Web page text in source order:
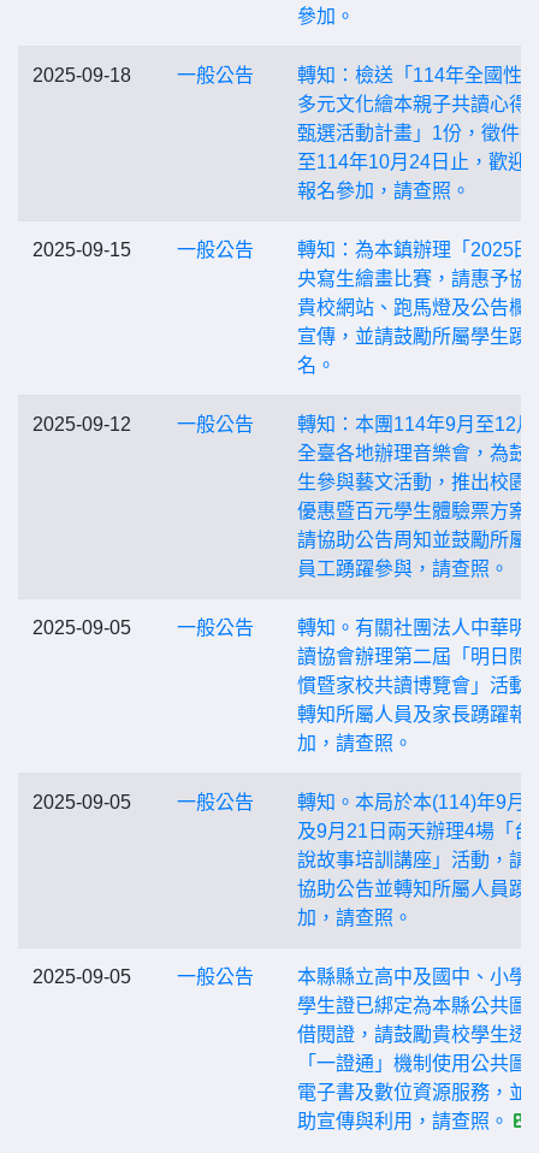
參加。
2025-09-18 一般公告
轉知：檢送「114年全國性
多元文化繪本親子共讀心得
甄選活動計畫」1份，徵件
至114年10月24日止，歡迎
報名參加，請查照。
2025-09-15 一般公告
轉知：為本鎮辦理「2025田
央寫生繪畫比賽，請惠予協
貴校網站、跑馬燈及公告欄
宣傳，並請鼓勵所屬學生踴
名。
2025-09-12 一般公告
轉知：本團114年9月至12月
全臺各地辦理音樂會，為鼓
生參與藝文活動，推出校園
優惠暨百元學生體驗票方案
請協助公告周知並鼓勵所屬
員工踴躍參與，請查照。
2025-09-05 一般公告
轉知。有關社團法人中華明
讀協會辦理第二屆「明日閱
慣暨家校共讀博覽會」活動
轉知所屬人員及家長踴躍報
加，請查照。
2025-09-05 一般公告
轉知。本局於本(114)年9月
及9月21日兩天辦理4場「台
說故事培訓講座」活動，請
協助公告並轉知所屬人員踴
加，請查照。
2025-09-05 一般公告
本縣縣立高中及國中、小學
學生證已綁定為本縣公共圖
借閱證，請鼓勵貴校學生透
「一證通」機制使用公共圖
電子書及數位資源服務，並
助宣傳與利用，請查照。